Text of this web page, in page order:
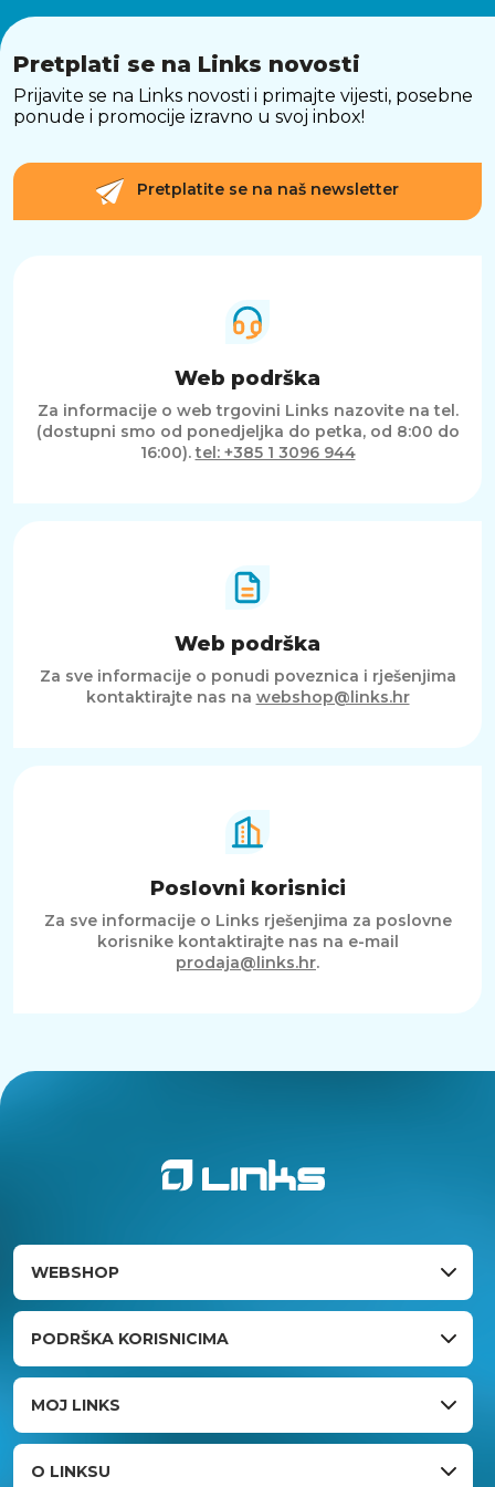
Unatoč maloj masi od samo 0.385 kg i
isporučuje 16 W RMS izlazne snage.
JBL Grip je idealan izbor za sve koji žele snažan,
izdržljiv i moderan prijenosni zvučnik koji može
Pretplati se na Links novosti
Prijavite se na Links novosti i primajte vijesti, posebne
ponude i promocije izravno u svoj inbox!
Pretplatite se na naš newsletter
Web podrška
Za informacije o web trgovini Links nazovite na tel.
(dostupni smo od ponedjeljka do petka, od 8:00 do
16:00).tel: +385 1 3096 944
Web podrška
Za sve informacije o ponudi poveznica i rješenjima
kontaktirajte nas na webshop@links.hr
Poslovni korisnici
Za sve informacije o Links rješenjima za poslovne
korisnike kontaktirajte nas na e-mail
prodaja@links.hr.
WEBSHOP
PODRŠKA KORISNICIMA
MOJ LINKS
O LINKSU